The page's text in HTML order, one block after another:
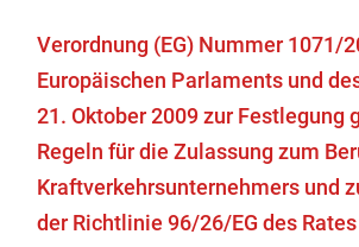
Verordnung (EG) Nummer 1071/
Europäischen Parlaments und
21. Oktober 2009 zur Festlegung
Regeln für die Zulassung zum
Kraftverkehrsunternehmers und
der Richtlinie 96/26/EG des Rates